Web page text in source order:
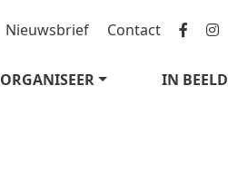
Nieuwsbrief Contact
ORGANISEER IN BEELD